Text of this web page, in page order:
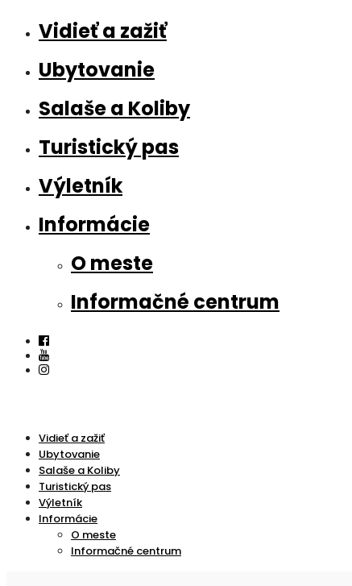
Vidieť a zažiť
Ubytovanie
Salaše a Koliby
Turistický pas
Výletník
Informácie
O meste
Informačné centrum
Vidieť a zažiť
Ubytovanie
Salaše a Koliby
Turistický pas
Výletník
Informácie
O meste
Informačné centrum